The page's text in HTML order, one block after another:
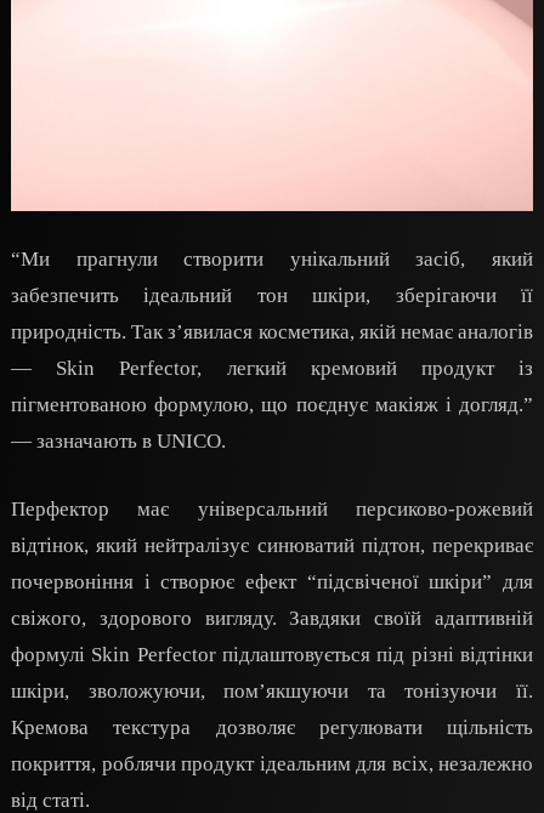
“Ми прагнули створити унікальний засіб, який
забезпечить ідеальний тон шкіри, зберігаючи її
природність. Так з’явилася косметика, якій немає аналогів
— Skin Perfector, легкий кремовий продукт із
пігментованою формулою, що поєднує макіяж і догляд.”
— зазначають в UNICO.
Перфектор має універсальний персиково-рожевий
відтінок, який нейтралізує синюватий підтон, перекриває
почервоніння і створює ефект “підсвіченої шкіри” для
свіжого, здорового вигляду. Завдяки своїй адаптивній
формулі Skin Perfector підлаштовується під різні відтінки
шкіри, зволожуючи, пом’якшуючи та тонізуючи її.
Кремова текстура дозволяє регулювати щільність
покриття, роблячи продукт ідеальним для всіх, незалежно
від статі.